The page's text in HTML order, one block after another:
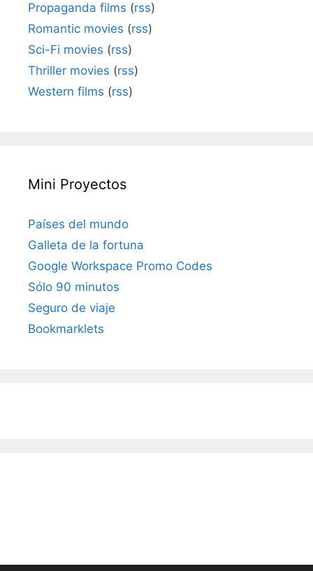
Propaganda films (rss)
Romantic movies (rss)
Sci-Fi movies (rss)
Thriller movies (rss)
Western films (rss)
Mini Proyectos
Países del mundo
Galleta de la fortuna
Google Workspace Promo Codes
Sólo 90 minutos
Seguro de viaje
Bookmarklets